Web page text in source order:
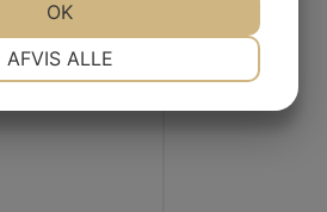
AFVIS ALLE
OK